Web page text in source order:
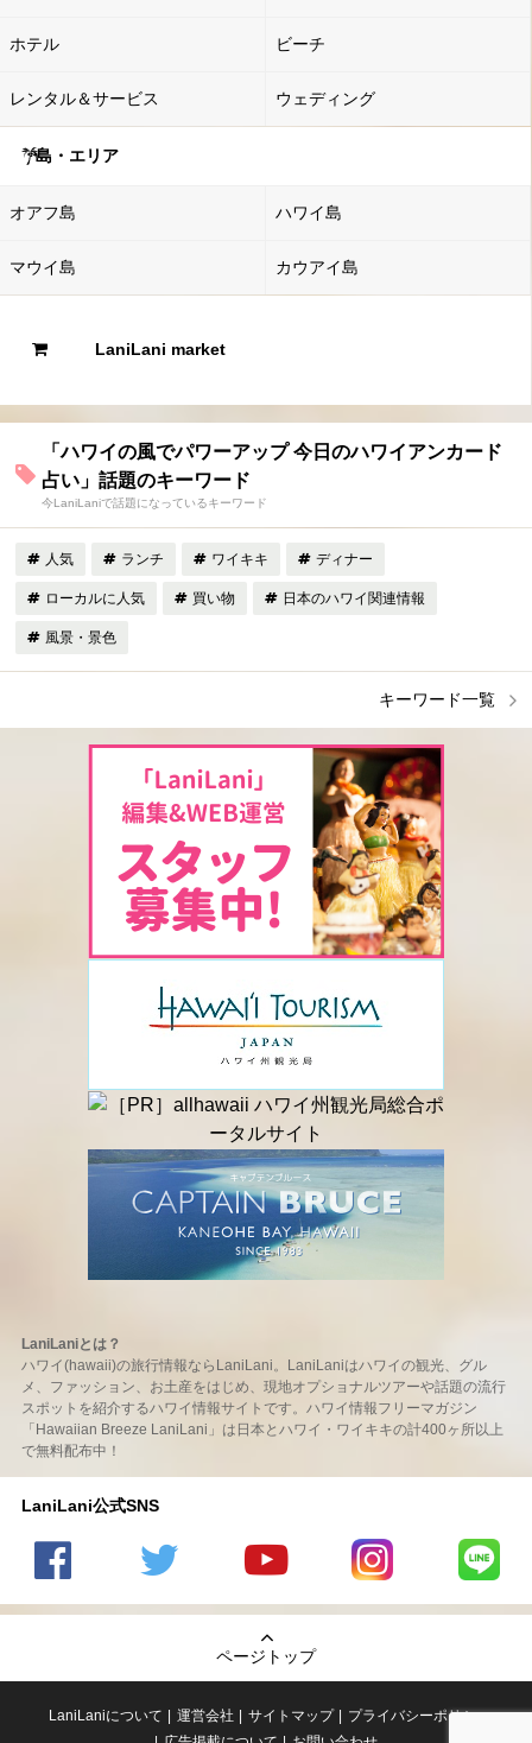
ホテル ビーチ
レンタル＆サービス ウェディング
島・エリア
オアフ島 ハワイ島
マウイ島 カウアイ島
LaniLani market
「ハワイの風でパワーアップ 今日のハワイアンカード
占い」話題のキーワード
今LaniLaniで話題になっているキーワード
人気 ランチ ワイキキ ディナー
ローカルに人気 買い物 日本のハワイ関連情報
風景・景色
キーワード一覧
LaniLaniとは？
ハワイ(hawaii)の旅行情報ならLaniLani。LaniLaniはハワイの観光、グル
メ、ファッション、お土産をはじめ、現地オプショナルツアーや話題の流行
スポットを紹介するハワイ情報サイトです。ハワイ情報フリーマガジン
「Hawaiian Breeze LaniLani」は日本とハワイ・ワイキキの計400ヶ所以上
で無料配布中！
LaniLani公式SNS
の
のtwitter
の
Youtube
チャンネ
LaniLani
LaniLani
ページトップ
LaniLaniについて 運営会社 サイトマップ
プライバシーポリシー